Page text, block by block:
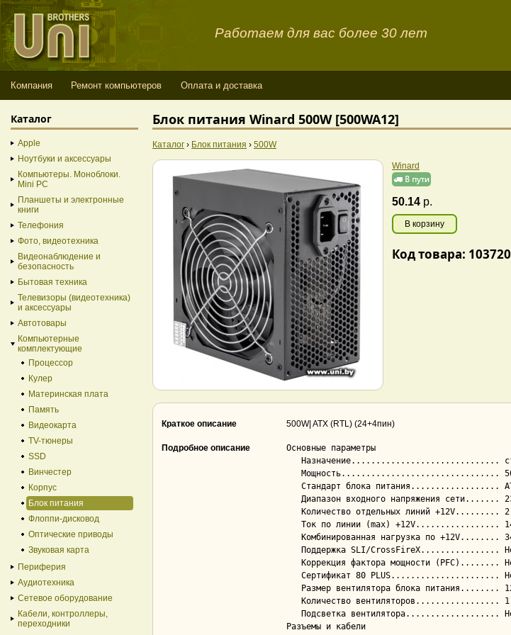
Работаем для вас более 30 лет
Компания Ремонт компьютеров Оплата и доставка
Блок питания Winard 500W [500WA12]
Каталог › Блок питания › 500W
Winard
50.14 р.
В корзину
Код товара: 103720
Краткое описание 500W| ATX (RTL) (24+4пин)
Подробное описание
Основные параметры
Разъемы и кабели
Каталог
Apple
Ноутбуки и аксессуары
Компьютеры. Моноблоки.
Mini PC
Планшеты и электронные
книги
Телефония
Фото, видеотехника
Видеонаблюдение и
безопасность
Бытовая техника
Телевизоры (видеотехника)
и аксессуары
Автотовары
Компьютерные
комплектующие
Процессор
Кулер
Материнская плата
Память
Видеокарта
TV-тюнеры
SSD
Винчестер
Корпус
Блок питания
Флоппи-дисковод
Оптические приводы
Звуковая карта
Периферия
Аудиотехника
Сетевое оборудование
Кабели, контроллеры,
переходники